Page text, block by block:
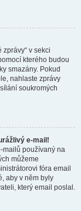
zprávy“ v sekci
kterého budou
smazány. Pokud
nahlaste zprávy
soukromých
e-mail!
mailů používaný na
můžeme
fóra email
aby v něm byly
který email poslal.